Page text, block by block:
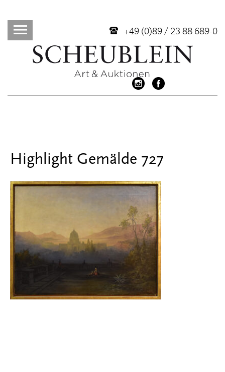
+49 (0)89 / 23 88 689-0
Highlight Gemälde 727